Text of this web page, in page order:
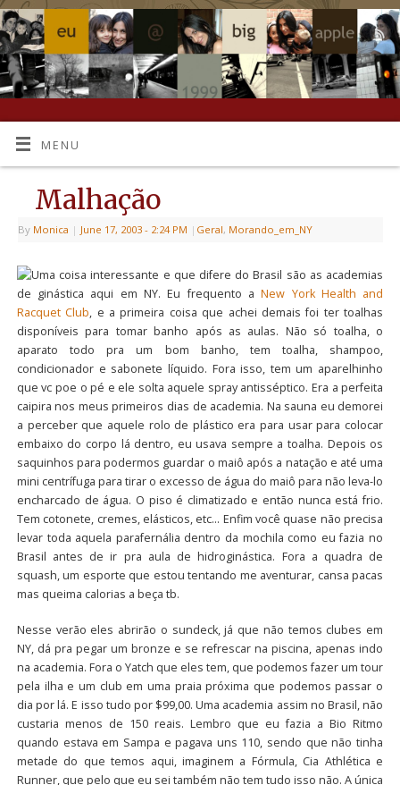
MENU
Malhação
By Monica | June 17, 2003 - 2:24 PM | Geral, Morando_em_NY
Uma coisa interessante e que difere do Brasil são as academias
de ginástica aqui em NY. Eu frequento aNew York Health and
Racquet Club, e a primeira coisa que achei demais foi ter toalhas
disponíveis para tomar banho após as aulas. Não só toalha, o
aparato todo pra um bom banho, tem toalha, shampoo,
condicionador e sabonete líquido. Fora isso, tem um aparelhinho
que vc poe o pé e ele solta aquele spray antisséptico. Era a perfeita
caipira nos meus primeiros dias de academia. Na sauna eu demorei
a perceber que aquele rolo de plástico era para usar para colocar
embaixo do corpo lá dentro, eu usava sempre a toalha. Depois os
saquinhos para podermos guardar o maiô após a natação e até uma
mini centrífuga para tirar o excesso de água do maiô para não leva-lo
encharcado de água. O piso é climatizado e então nunca está frio.
Tem cotonete, cremes, elásticos, etc… Enfim você quase não precisa
levar toda aquela parafernália dentro da mochila como eu fazia no
Brasil antes de ir pra aula de hidroginástica. Fora a quadra de
squash, um esporte que estou tentando me aventurar, cansa pacas
mas queima calorias a beça tb.
Nesse verão eles abrirão o sundeck, já que não temos clubes em
NY, dá pra pegar um bronze e se refrescar na piscina, apenas indo
na academia. Fora o Yatch que eles tem, que podemos fazer um tour
pela ilha e um club em uma praia próxima que podemos passar o
dia por lá. E isso tudo por $99,00. Uma academia assim no Brasil, não
custaria menos de 150 reais. Lembro que eu fazia a Bio Ritmo
quando estava em Sampa e pagava uns 110, sendo que não tinha
metade do que temos aqui, imaginem a Fórmula, Cia Athlética e
Runner, que pelo que eu sei também não tem tudo isso não. A única